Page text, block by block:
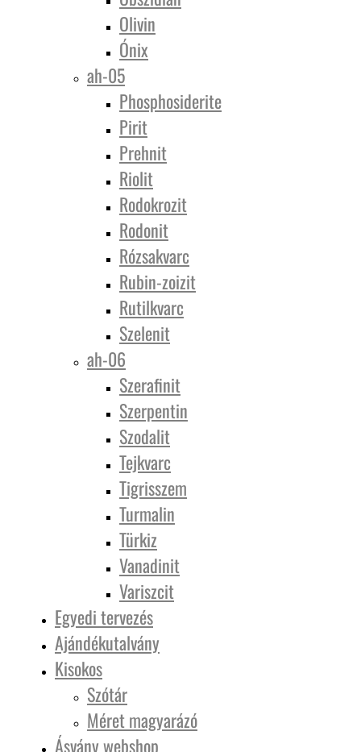
Olivin
Ónix
ah-05
Phosphosiderite
Pirit
Prehnit
Riolit
Rodokrozit
Rodonit
Rózsakvarc
Rubin-zoizit
Rutilkvarc
Szelenit
ah-06
Szerafinit
Szerpentin
Szodalit
Tejkvarc
Tigrisszem
Turmalin
Türkiz
Vanadinit
Variszcit
Egyedi tervezés
Ajándékutalvány
Kisokos
Szótár
Méret magyarázó
Ásvány webshop